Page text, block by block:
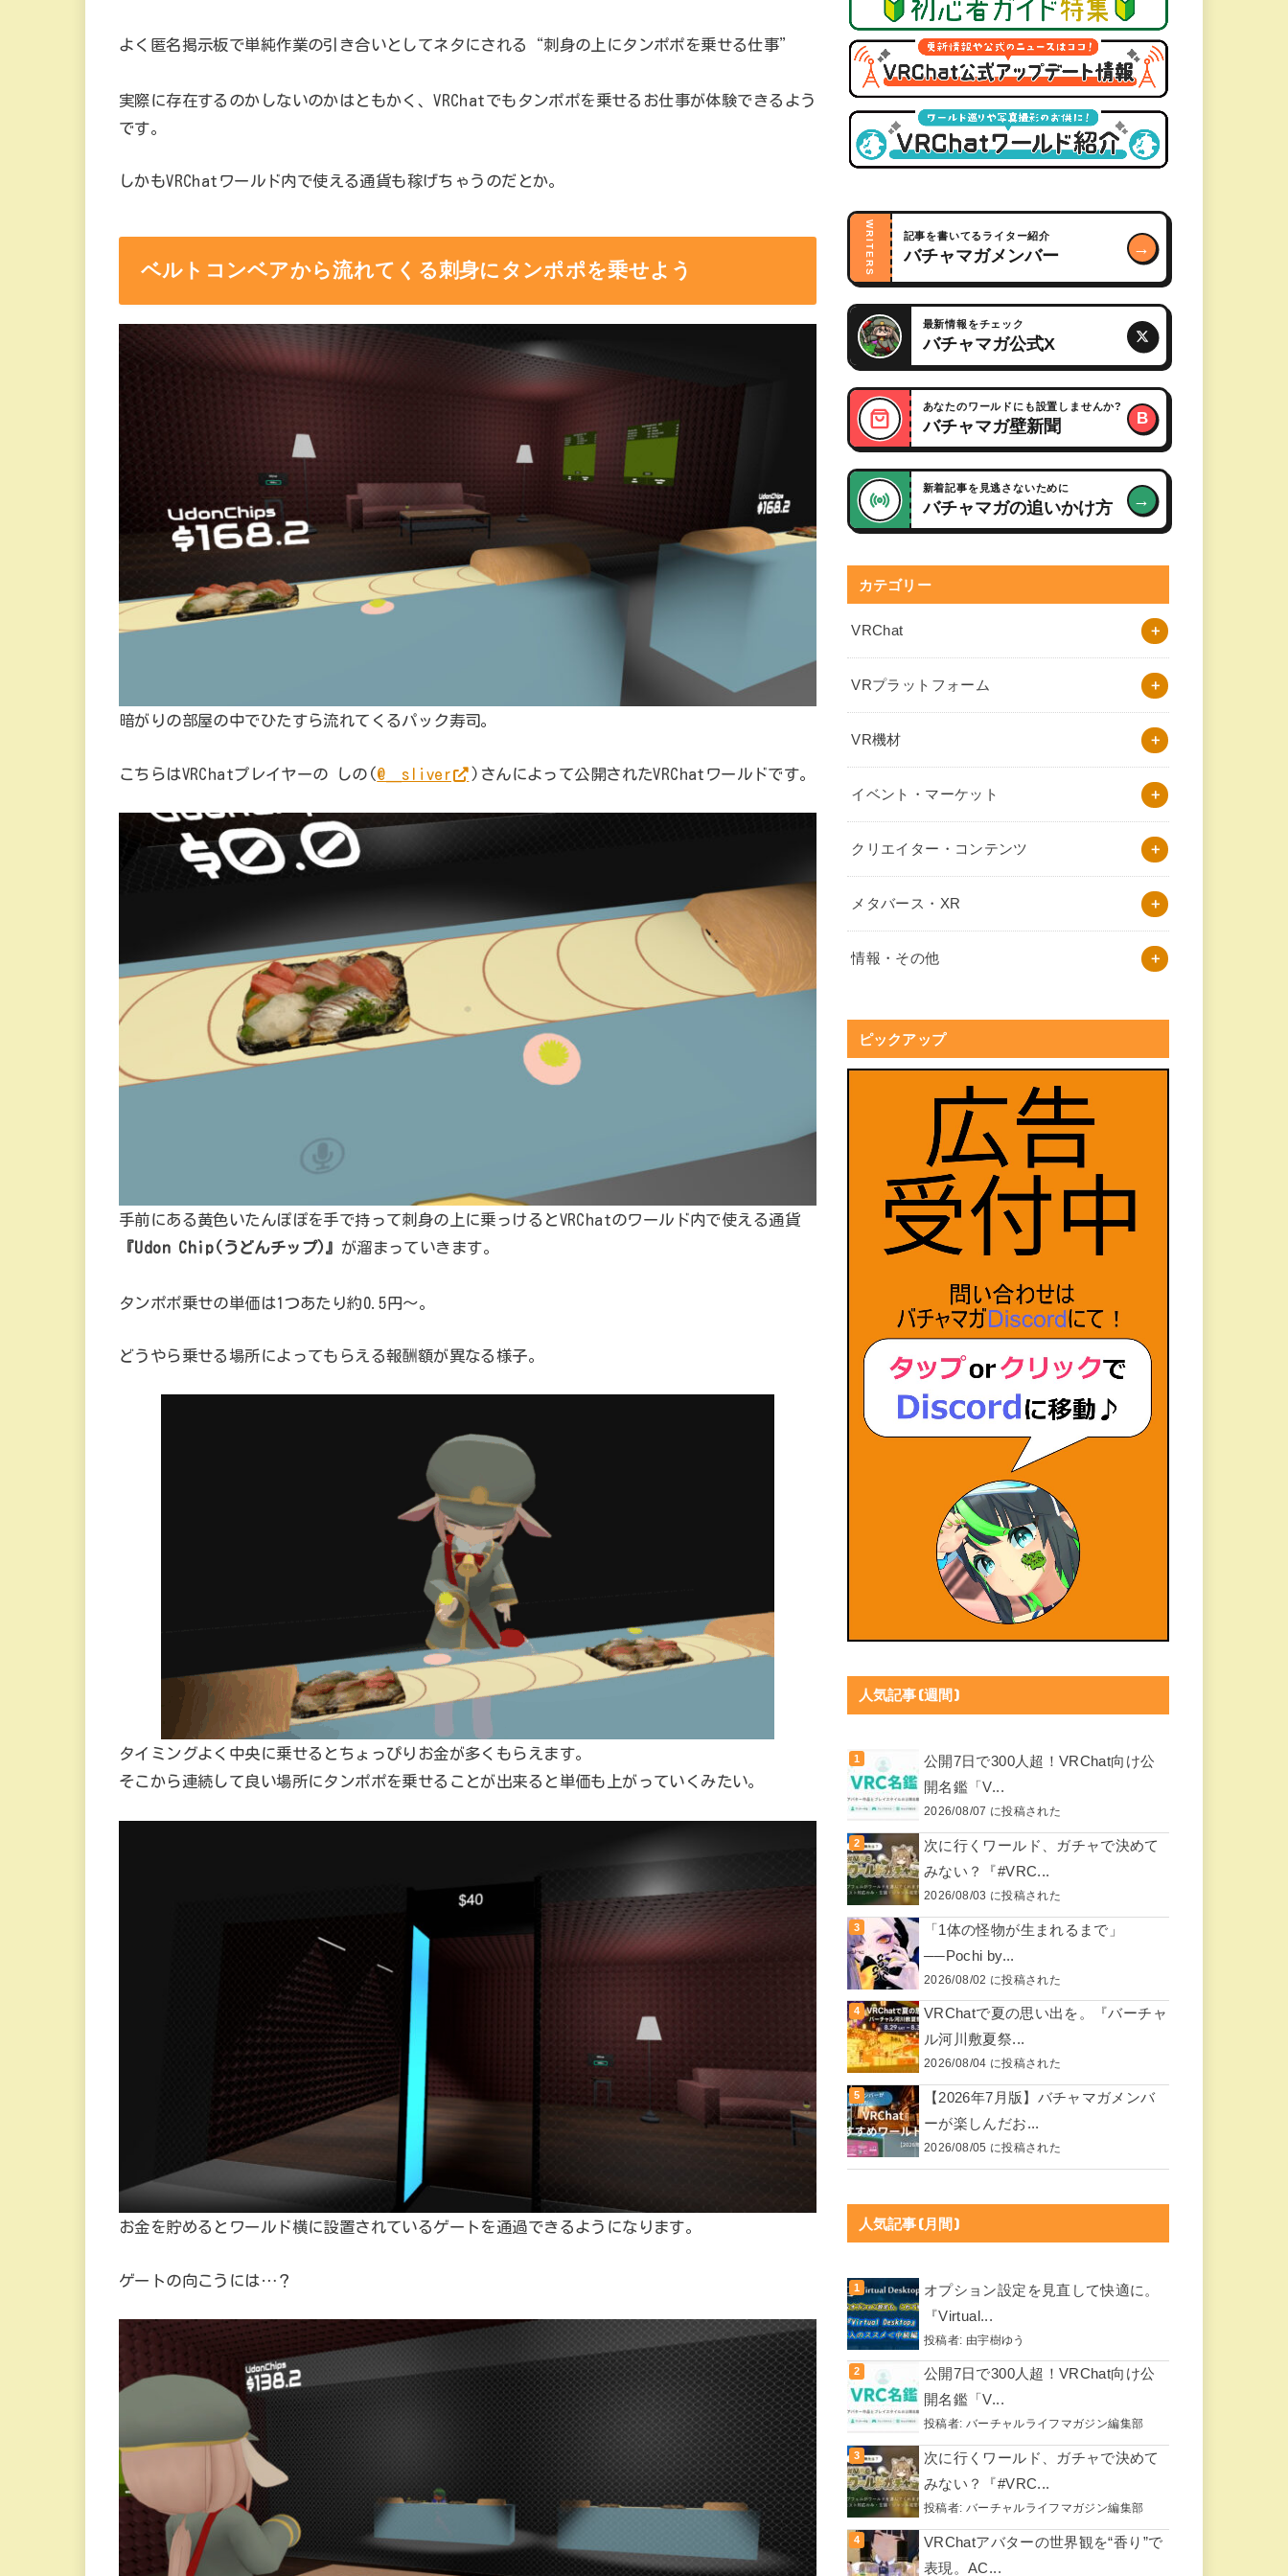
よく匿名掲示板で単純作業の引き合いとしてネタにされる“刺身の上にタンポポを乗せる仕事”
実際に存在するのかしないのかはともかく、VRChatでもタンポポを乗せるお仕事が体験できるよう
です。
しかもVRChatワールド内で使える通貨も稼げちゃうのだとか。
ベルトコンベアから流れてくる刺身にタンポポを乗せよう
暗がりの部屋の中でひたすら流れてくるパック寿司。
こちらはVRChatプレイヤーの しの(@__sliver )さんによって公開されたVRChatワールドです。
手前にある黄色いたんぽぽを手で持って刺身の上に乗っけるとVRChatのワールド内で使える通貨
『Udon Chip(うどんチップ)』 が溜まっていきます。
タンポポ乗せの単価は1つあたり約0.5円～。
どうやら乗せる場所によってもらえる報酬額が異なる様子。
タイミングよく中央に乗せるとちょっぴりお金が多くもらえます。
そこから連続して良い場所にタンポポを乗せることが出来ると単価も上がっていくみたい。
お金を貯めるとワールド横に設置されているゲートを通過できるようになります。
ゲートの向こうには…？
WRITERS 記事を書いてるライター紹介
バチャマガメンバー →
最新情報をチェック
バチャマガ公式X
あなたのワールドにも設置しませんか?
バチャマガ壁新聞 B
新着記事を見逃さないために
バチャマガの追いかけ方 →
カテゴリー
VRChat
VRプラットフォーム
VR機材
イベント・マーケット
クリエイター・コンテンツ
メタバース・XR
情報・その他
ピックアップ
人気記事(週間)
公開7日で300人超！VRChat向け公
開名鑑「V...
2026/08/07 に投稿された
次に行くワールド、ガチャで決めて
みない？『#VRC...
2026/08/03 に投稿された
「1体の怪物が生まれるまで」
──Pochi by...
2026/08/02 に投稿された
VRChatで夏の思い出を。『バーチャ
ル河川敷夏祭...
2026/08/04 に投稿された
【2026年7月版】バチャマガメンバ
ーが楽しんだお...
2026/08/05 に投稿された
人気記事(月間)
オプション設定を見直して快適に。
『Virtual...
投稿者: 由宇樹ゆう
公開7日で300人超！VRChat向け公
開名鑑「V...
投稿者: バーチャルライフマガジン編集部
次に行くワールド、ガチャで決めて
みない？『#VRC...
投稿者: バーチャルライフマガジン編集部
VRChatアバターの世界観を“香り”で
表現。AC...